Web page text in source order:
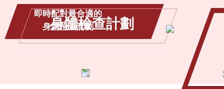
身體檢查計劃
即時配對最合適的
身體檢查計劃